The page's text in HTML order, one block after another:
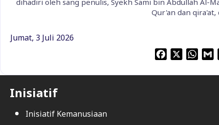
Qur'an dan
Jumat, 3 Juli 2026
F
a
c
X W
h
a
G
a
Inisiatif
Inisiatif Kemanusiaan